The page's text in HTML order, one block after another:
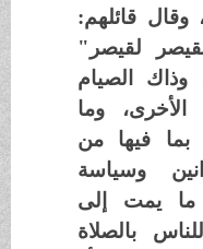
قائلهم:
لقيصر"
الصيام
وما
فيها من
وسياسة
يمت إلى
بالصلاة